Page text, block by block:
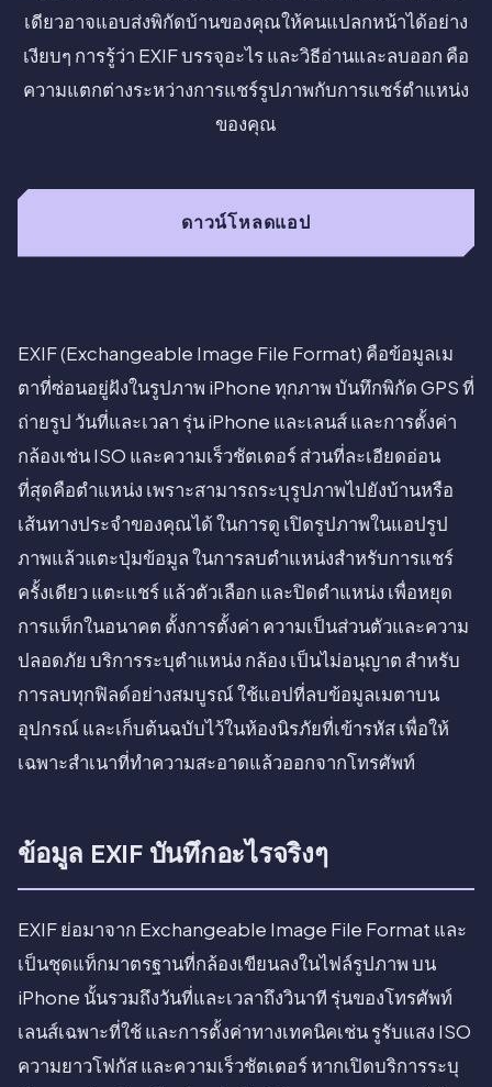
เดียวอาจแอบส่งพิกัดบ้านของคุณให้คนแปลกหน้าได้อย่าง
เงียบๆ การรู้ว่า EXIF บรรจุอะไร และวิธีอ่านและลบออก คือ
ความแตกต่างระหว่างการแชร์รูปภาพกับการแชร์ตำแหน่ง
ของคุณ
ดาวน์โหลดแอป
EXIF (Exchangeable Image File Format) คือข้อมูลเม
ตาที่ซ่อนอยู่ฝังในรูปภาพ iPhone ทุกภาพ บันทึกพิกัด GPS ที่
ถ่ายรูป วันที่และเวลา รุ่น iPhone และเลนส์ และการตั้งค่า
กล้องเช่น ISO และความเร็วชัตเตอร์ ส่วนที่ละเอียดอ่อน
ที่สุดคือตำแหน่ง เพราะสามารถระบุรูปภาพไปยังบ้านหรือ
เส้นทางประจำของคุณได้ ในการดู เปิดรูปภาพในแอปรูป
ภาพแล้วแตะปุ่มข้อมูล ในการลบตำแหน่งสำหรับการแชร์
ครั้งเดียว แตะแชร์ แล้วตัวเลือก และปิดตำแหน่ง เพื่อหยุด
การแท็กในอนาคต ตั้งการตั้งค่า ความเป็นส่วนตัวและความ
ปลอดภัย บริการระบุตำแหน่ง กล้อง เป็นไม่อนุญาต สำหรับ
การลบทุกฟิลด์อย่างสมบูรณ์ ใช้แอปที่ลบข้อมูลเมตาบน
อุปกรณ์ และเก็บต้นฉบับไว้ในห้องนิรภัยที่เข้ารหัส เพื่อให้
เฉพาะสำเนาที่ทำความสะอาดแล้วออกจากโทรศัพท์
ข้อมูล EXIF บันทึกอะไรจริงๆ
EXIF ย่อมาจาก Exchangeable Image File Format และ
เป็นชุดแท็กมาตรฐานที่กล้องเขียนลงในไฟล์รูปภาพ บน
iPhone นั้นรวมถึงวันที่และเวลาถึงวินาที รุ่นของโทรศัพท์
เลนส์เฉพาะที่ใช้ และการตั้งค่าทางเทคนิคเช่น รูรับแสง ISO
ความยาวโฟกัส และความเร็วชัตเตอร์ หากเปิดบริการระบุ